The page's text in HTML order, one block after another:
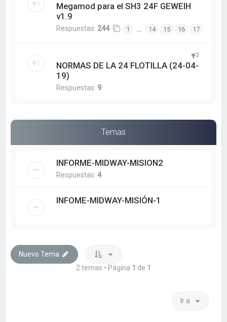
Megamod para el SH3 24F GEWEIH
v1.9
Respuestas: 244 1 … 14 15 16 17
NORMAS DE LA 24 FLOTILLA (24-04-
19)
Respuestas: 9
Temas
INFORME-MIDWAY-MISION2
Respuestas:4
INFOME-MIDWAY-MISIÓN-1
Nuevo Tema
2 temas • Página 1 de 1
Ir a